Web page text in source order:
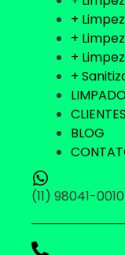
+
+
+
+
CLIENTES
BLOG
(11) 98041-0010